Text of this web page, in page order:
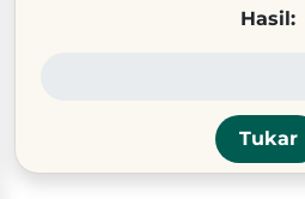
Hasil: